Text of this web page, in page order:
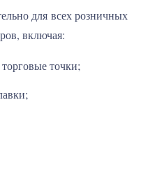
для всех розничных
включая:
точки;